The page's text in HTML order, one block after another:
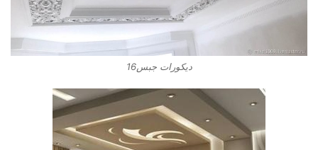
ديكورات جبس16